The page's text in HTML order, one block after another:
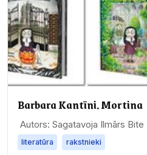
Barbara Kantīni. Mortina
Autors: Sagatavoja Ilmārs Bite |
literatūra rakstnieki